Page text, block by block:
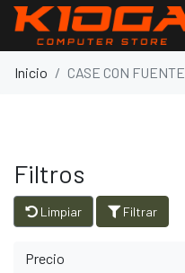
Inicio CASE CON FUENTE
Filtros
Limpiar Filtrar
Precio